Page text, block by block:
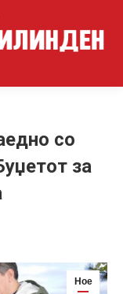
со
за
Ное